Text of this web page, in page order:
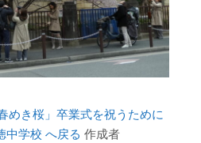
めき桜」卒業式を祝うために
中学校 へ戻る 作成者